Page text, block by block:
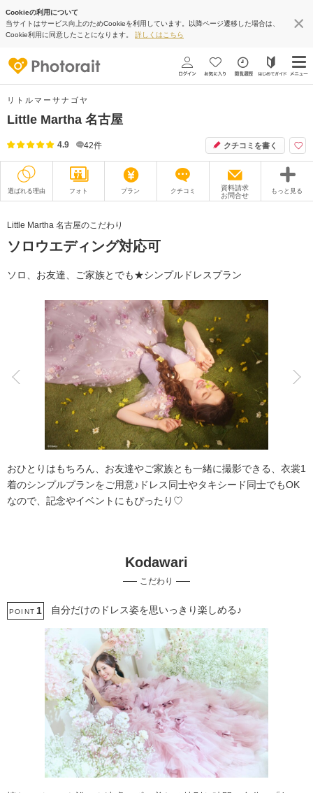
Cookieの利用について
当サイトはサービス向上のためCookieを利用しています。以降ページ遷移した場合は、
Cookie利用に同意したことになります。 詳しくはこちら
リトルマーサナゴヤ
Little Martha 名古屋
4.9 42件 クチコミを書く
選ばれる理由 フォト プラン クチコミ
資料請求
お問合せ
もっと見る
衣装
オプション ブログ
アクセス/TEL スタジオトップ
こだわりポイント
豊富なカラードレス 豊富なドレス
衣装追加無料
ソロウエディング
自慢の修正技術
人気スポットでの撮影
庭園での撮影
ウェルカムボードの作成
Little Martha 名古屋のこだわり
ソロウエディング対応可
ソロ、お友達、ご家族とでも★シンプルドレスプラン
おひとりはもちろん、お友達やご家族とも一緒に撮影できる、衣裳1
着のシンプルプランをご用意♪ドレス同士やタキシード同士でもOK
なので、記念やイベントにもぴったり♡
Kodawari
こだわり
POINT 1 自分だけのドレス姿を思いっきり楽しめる♪